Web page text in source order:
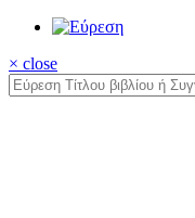
× close